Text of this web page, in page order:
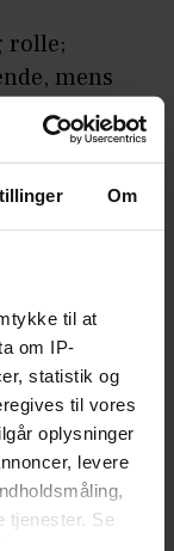
Om
til at
om IP-
statistik og
til vores
oplysninger
levere
tjenester. Se
rolle;
mens
at prøve
tilpas.
også
en
af
har gjort
badetøj,